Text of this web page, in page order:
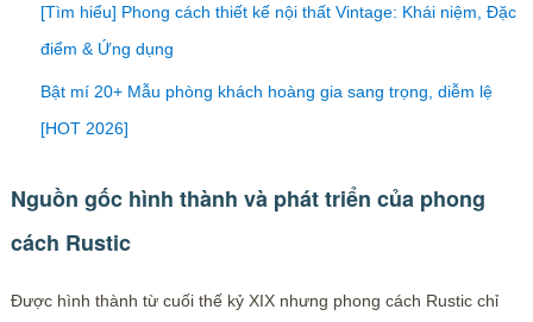
[Tìm hiểu] Phong cách thiết kế nội thất Vintage: Khái niệm, Đặc
điểm & Ứng dụng
Bật mí 20+ Mẫu phòng khách hoàng gia sang trọng, diễm lệ
[HOT 2026]
Nguồn gốc hình thành và phát triển của phong
cách Rustic
Được hình thành từ cuối thế kỷ XIX nhưng phong cách Rustic chỉ